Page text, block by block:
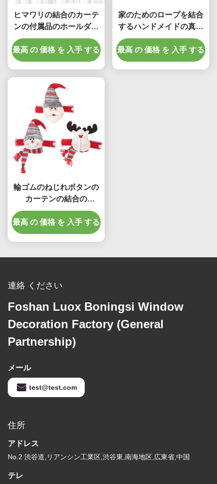
ヒマワリの結合のカーテ
ンの付属品のホールダー
の装飾的な磁気カーテン
のバックル
最高 の 価格 を 入手 する
家のためのロープを結合
するハンドメイドの真珠
のカーテン トラック付属
品
最高 の 価格 を 入手 する
輪ゴムのねじれボタンの
カーテンの結合の
Tiebackのクリスマスの
装飾
最高 の 価格 を 入手 する
連絡 ください
Foshan Luox Boningsi Window
Decoration Factory (General
Partnership)
メール
test@test.com
住所
アドレス
No.2 渋谷道,リアンシン工業区,渋谷東,南海地区,広東省,中国
テレ